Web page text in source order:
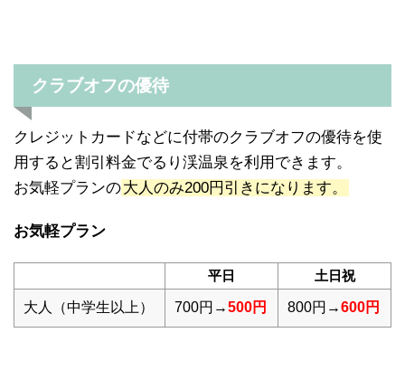
クラブオフの優待
クレジットカードなどに付帯のクラブオフの優待を使
用すると割引料金でるり渓温泉を利用できます。
お気軽プランの大人のみ200円引きになります。
お気軽プラン
平日 土日祝
大人（中学生以上） 700円→500円 800円→600円